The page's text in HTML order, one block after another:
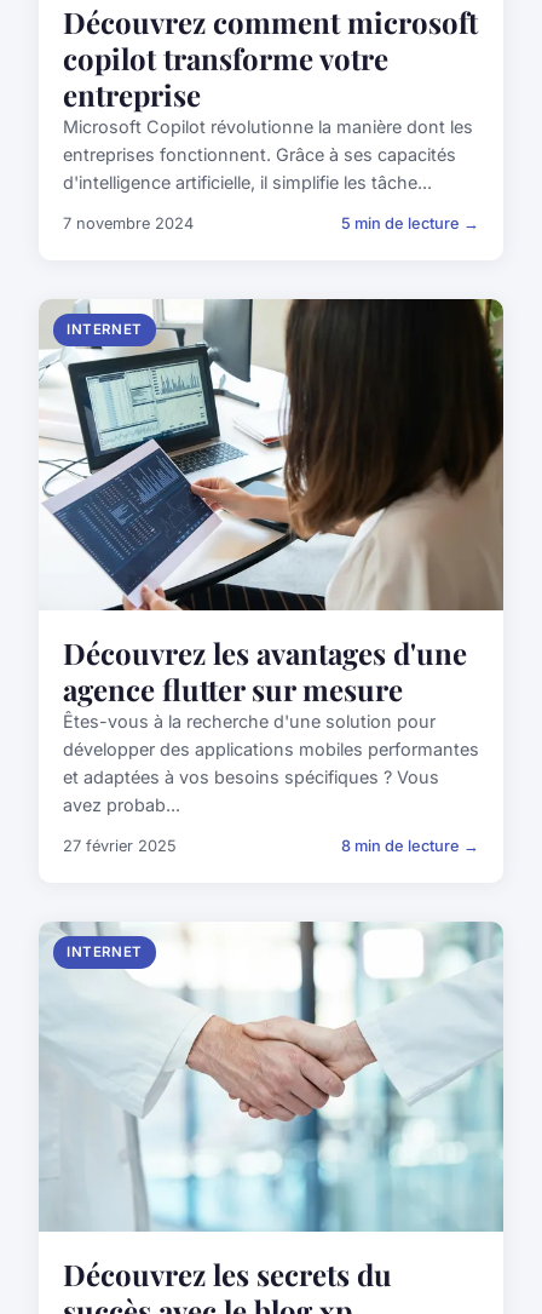
Découvrez comment microsoft
copilot transforme votre
entreprise
Microsoft Copilot révolutionne la manière dont les
entreprises fonctionnent. Grâce à ses capacités
d'intelligence artificielle, il simplifie les tâche...
7 novembre 2024 5 min de lecture →
INTERNET
Découvrez les avantages d'une
agence flutter sur mesure
Êtes-vous à la recherche d'une solution pour
développer des applications mobiles performantes
et adaptées à vos besoins spécifiques ? Vous
avez probab...
27 février 2025 8 min de lecture →
INTERNET
Découvrez les secrets du